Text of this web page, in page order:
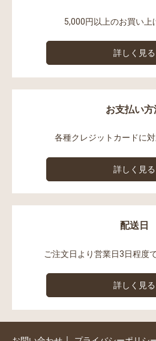
5,000円以上のお買い上
詳しく見る
お支払い方
各種クレジットカードに対
詳しく見る
配送日
ご注文日より営業日3日程度
詳しく見る